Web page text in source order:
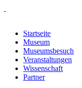
Startseite
Museum
Museumsbesuch
Veranstaltungen
Wissenschaft
Partner